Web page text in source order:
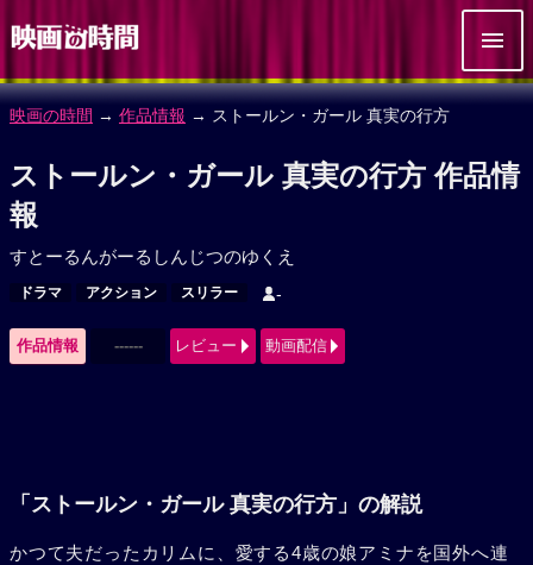
映画の時間 → 作品情報 → ストールン・ガール 真実の行方
ストールン・ガール 真実の行方 作品情
報
すとーるんがーるしんじつのゆくえ
ドラマ アクション スリラー -
作品情報 ------ レビュー 動画配信
「ストールン・ガール 真実の行方」の解説
かつて夫だったカリムに、愛する4歳の娘アミナを国外へ連